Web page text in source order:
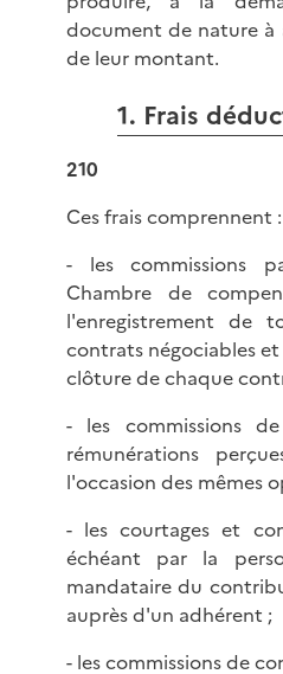
document de nature
de leur montant.
1. Frais
210
Ces frais comprennent :
- les commissions
Chambre de
l'enregistrement de
contrats négociables
clôture de chaque
- les commissions
rémunérations
l'occasion des mêmes
- les courtages et
échéant par la
mandataire du
auprès d'un adhérent ;
- les commissions de